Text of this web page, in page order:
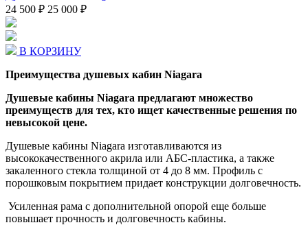
24 500 ₽ 25 000 ₽
В КОРЗИНУ
Преимущества душевых кабин Niagara
Душевые кабины Niagara предлагают множество
преимуществ для тех, кто ищет качественные решения по
невысокой цене.
Душевые кабины Niagara изготавливаются из
высококачественного акрила или АБС-пластика, а также
закаленного стекла толщиной от 4 до 8 мм. Профиль с
порошковым покрытием придает конструкции долговечность.
Усиленная рама с дополнительной опорой еще больше
повышает прочность и долговечность кабины.